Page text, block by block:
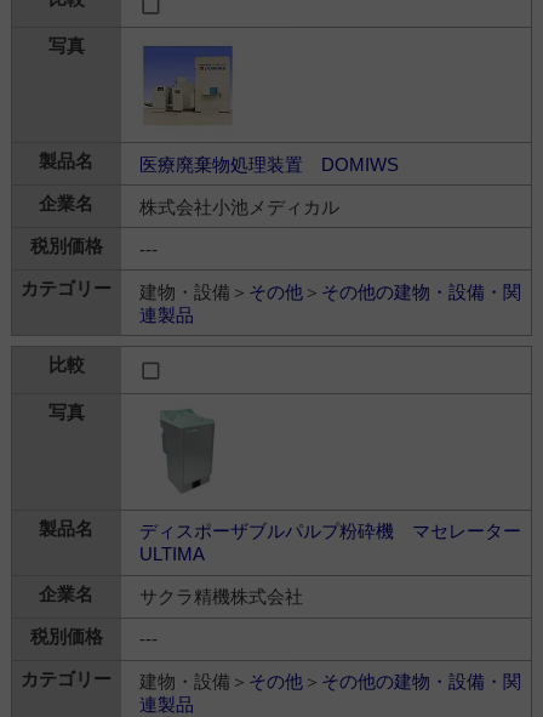
医療廃棄物処理装置 DOMIWS
株式会社小池メディカル
---
建物・設備＞ その他＞ その他の建物・設備・関
連製品
ディスポーザブルパルプ粉砕機 マセレーター
ULTIMA
サクラ精機株式会社
---
建物・設備＞ その他＞ その他の建物・設備・関
連製品